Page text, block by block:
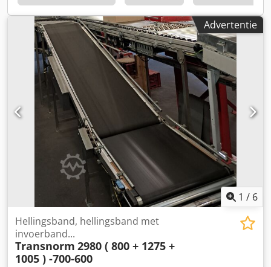
spindels Verticaal spilblok: 4 spindels Afsteekspil: 1 spil
Nabewerking achterzijde: 2 of 3 spindels Standaardspil:
Toerental: 1.000–12.000 tpm Vermogen: 1,4 / 3,4 kW
Afsteekspil: Toerental: 100–3.000 tpm Vermogen: 1,4 / 3,4
kW Gereedschapopname: ESX 20 / HSK 32-A Verdeeltafel /
C-as: Stangenaanvoer: CNC W-as: 50 mm Zwenken / B-as:
CNC B-as: 0–20° of –5° tot +45° bij kortstaven Koelsysteem:
Koelvloeistoftank: 205 l Pompcapaciteit: 40 l/min
Standaardfiltratie: 35 µm / 28 µm Temperatuurregeling:
3.000 W voor ΔT 3 °C Aansluitgegevens: Geïnstalleerd
vermogen: 10 kVA Spanning: 3 × 400 V / 50 Hz Perslucht: 6
bar Afmetingen met stangeninvoer: Cedozggfqjpfx Ak Toha
L × B × H: 1.800 × 4.250 × 2.060 mm Gewicht: ca. 1.800 kg
De machine kan op afspraak onder spanning worden
bezichtigd. Wijzigingen en fouten in de technische
gegevens en specificaties alsmede tussentijdse verkoop
voorbehouden.
Advertentie
1 / 6
Hellingsband, hellingsband met
invoerband...
Transnorm 2980 ( 800 + 1275 +
1005 ) -700-600